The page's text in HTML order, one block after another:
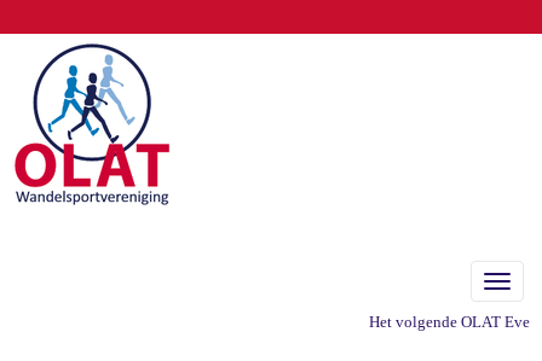
Het volgende OLAT